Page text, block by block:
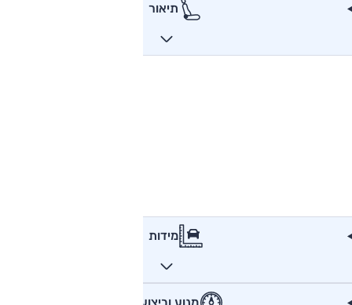
תיאור
מידות